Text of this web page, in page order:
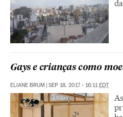
Gays e crianças como
ELIANE BRUM | SEP 18, 2017 - 16:11EDT